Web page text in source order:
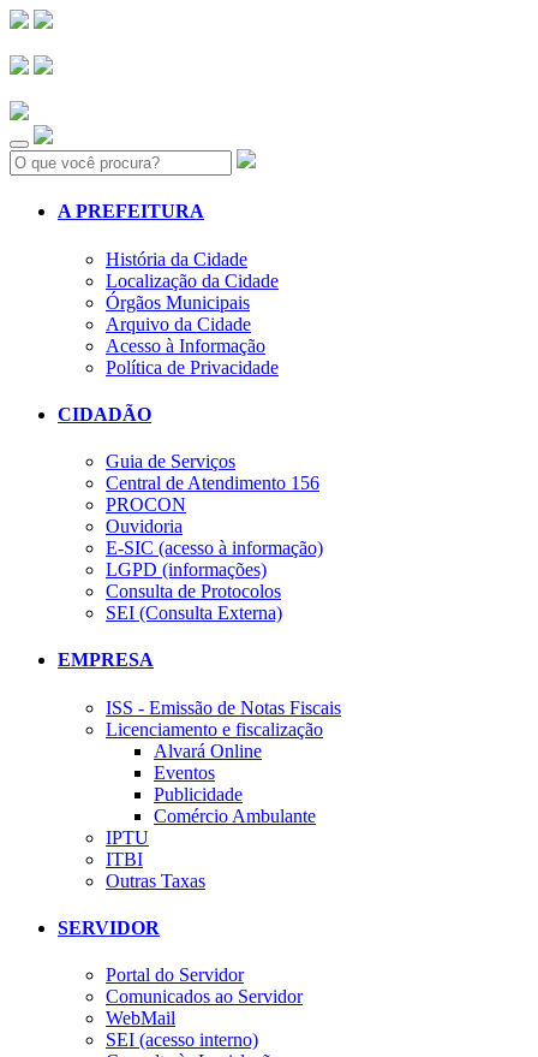
Search:
A PREFEITURA
História da Cidade
Localização da Cidade
Órgãos Municipais
Arquivo da Cidade
Acesso à Informação
Política de Privacidade
CIDADÃO
Guia de Serviços
Central de Atendimento 156
PROCON
Ouvidoria
E-SIC (acesso à informação)
LGPD (informações)
Consulta de Protocolos
SEI (Consulta Externa)
EMPRESA
ISS - Emissão de Notas Fiscais
Licenciamento e fiscalização
Alvará Online
Eventos
Publicidade
Comércio Ambulante
IPTU
ITBI
Outras Taxas
SERVIDOR
Portal do Servidor
Comunicados ao Servidor
WebMail
SEI (acesso interno)